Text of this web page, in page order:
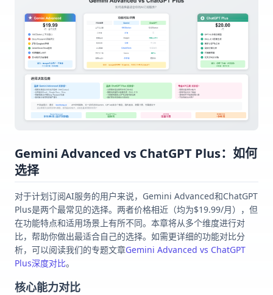
Gemini Advanced vs ChatGPT Plus：如何
选择
对于计划订阅AI服务的用户来说，Gemini Advanced和ChatGPT
Plus是两个最常见的选择。两者价格相近（均为$19.99/月），但
在功能特点和适用场景上有所不同。本章将从多个维度进行对
比，帮助你做出最适合自己的选择。如需更详细的功能对比分
析，可以阅读我们的专题文章Gemini Advanced vs ChatGPT
Plus深度对比。
核心能力对比